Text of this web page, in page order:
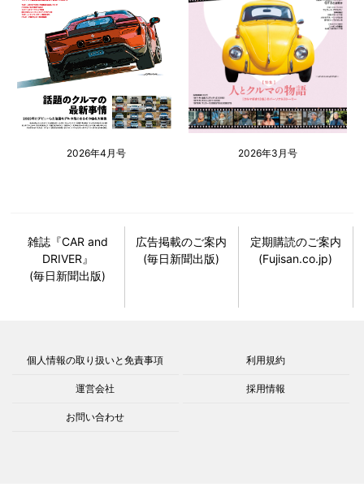
2026年4月号 2026年3月号
雑誌『CAR and
DRIVER』
(毎日新聞出版)
広告掲載のご案内
(毎日新聞出版)
定期購読のご案内
(Fujisan.co.jp)
個人情報の取り扱いと免責事項 利用規約
運営会社 採用情報
お問い合わせ